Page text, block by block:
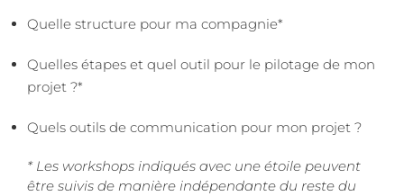
Quelle structure pour ma compagnie*
Quelles étapes et quel outil pour le pilotage de mon
projet ?*
Quels outils de communication pour mon projet ?
* Les workshops indiqués avec une étoile peuvent
être suivis de manière indépendante du reste du